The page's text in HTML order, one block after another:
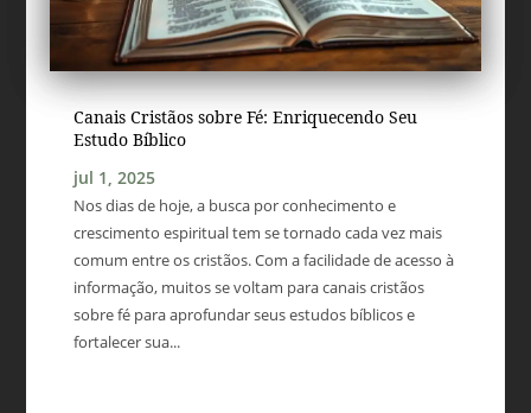
Canais Cristãos sobre Fé: Enriquecendo Seu
Estudo Bíblico
jul 1, 2025
Nos dias de hoje, a busca por conhecimento e
crescimento espiritual tem se tornado cada vez mais
comum entre os cristãos. Com a facilidade de acesso à
informação, muitos se voltam para canais cristãos
sobre fé para aprofundar seus estudos bíblicos e
fortalecer sua...